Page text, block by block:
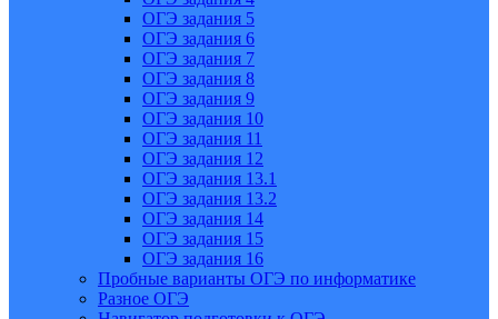
ОГЭ задания 5
ОГЭ задания 6
ОГЭ задания 7
ОГЭ задания 8
ОГЭ задания 9
ОГЭ задания 10
ОГЭ задания 11
ОГЭ задания 12
ОГЭ задания 13.1
ОГЭ задания 13.2
ОГЭ задания 14
ОГЭ задания 15
ОГЭ задания 16
Пробные варианты ОГЭ по информатике
Разное ОГЭ